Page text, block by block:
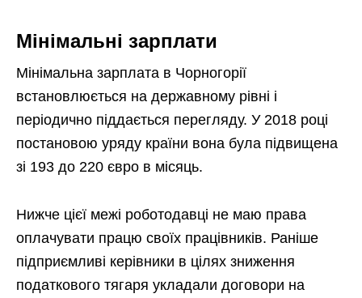
Мінімальні зарплати
Мінімальна зарплата в Чорногорії
встановлюється на державному рівні і
періодично піддається перегляду. У 2018 році
постановою уряду країни вона була підвищена
зі 193 до 220 євро в місяць.
Нижче цієї межі роботодавці не маю права
оплачувати працю своїх працівників. Раніше
підприємливі керівники в цілях зниження
податкового тягаря укладали договори на